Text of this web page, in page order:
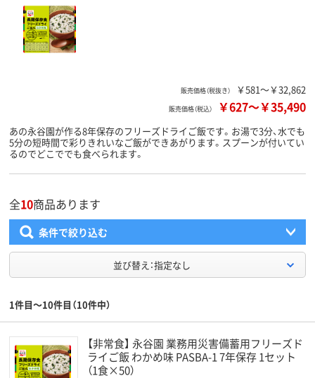
販売価格（税抜き） ￥581～￥32,862
販売価格（税込） ￥627～￥35,490
あの永谷園が作る8年保存のフリーズドライご飯です。お湯で3分、水でも
5分の短時間で彩りきれいなご飯ができあがります。スプーンが付いてい
るのでどこででも食べられます。
全10商品あります
条件で絞り込む
並び替え：指定なし
1件目～10件目（10件中）
【非常食】 永谷園 業務用災害備蓄用フリーズド
ライご飯 わかめ味 PASBA-1 7年保存 1セット
（1食×50）